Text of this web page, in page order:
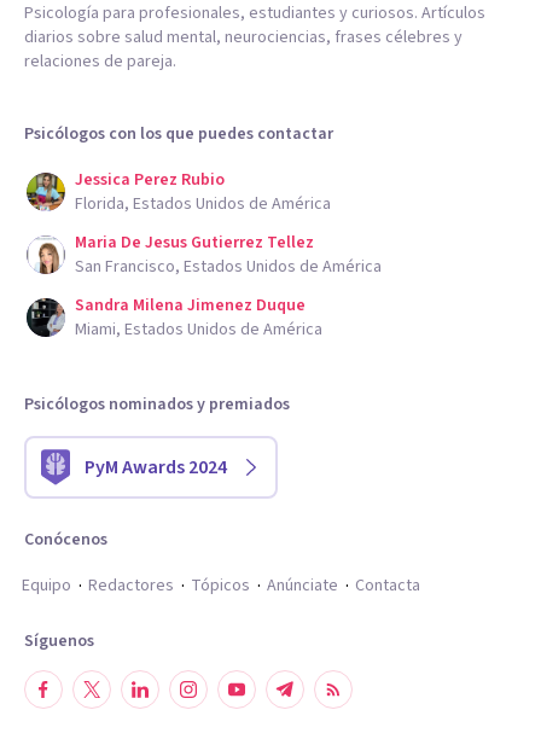
Psicología para profesionales, estudiantes y curiosos. Artículos
diarios sobre salud mental, neurociencias, frases célebres y
relaciones de pareja.
Psicólogos con los que puedes contactar
Jessica Perez Rubio
Florida, Estados Unidos de América
Maria De Jesus Gutierrez Tellez
San Francisco, Estados Unidos de América
Sandra Milena Jimenez Duque
Miami, Estados Unidos de América
Psicólogos nominados y premiados
PyM Awards 2024
Conócenos
Equipo
Redactores Tópicos Anúnciate Contacta
Síguenos